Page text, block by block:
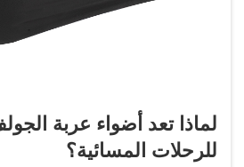
لماذا تعد أضواء عربة
للرحلات المسائية؟